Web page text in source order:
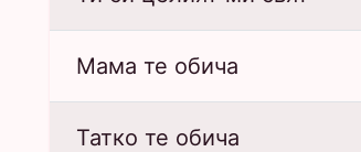
Мама те обича
Татко те обича